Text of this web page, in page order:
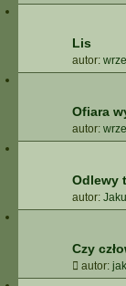
Lis
autor:
Ofiara
autor:
Odlewy
autor:
Czy
autor: